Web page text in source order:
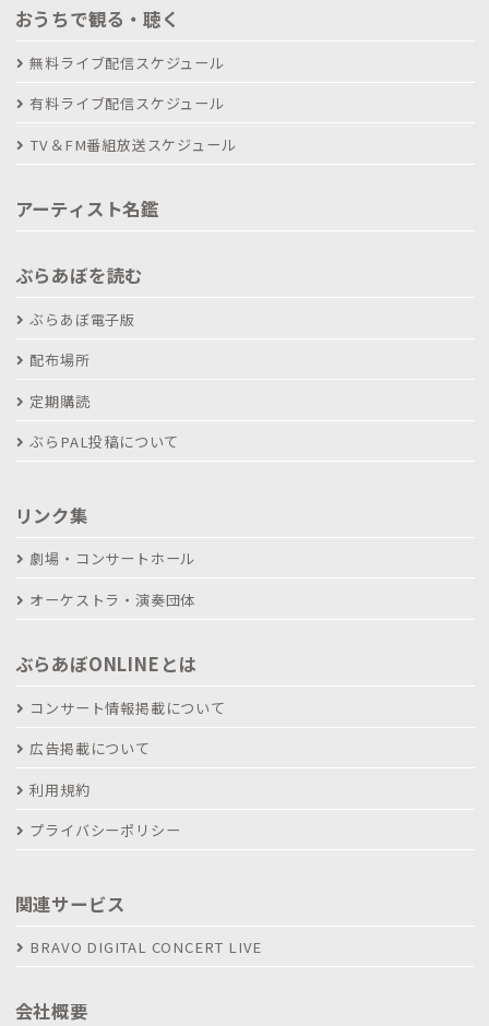
おうちで観る・聴く
無料ライブ配信スケジュール
有料ライブ配信スケジュール
TV＆FM番組放送スケジュール
アーティスト名鑑
ぶらあぼを読む
ぶらあぼ電子版
配布場所
定期購読
ぶらPAL投稿について
リンク集
劇場・コンサートホール
オーケストラ・演奏団体
ぶらあぼONLINEとは
コンサート情報掲載について
広告掲載について
利用規約
プライバシーポリシー
関連サービス
BRAVO DIGITAL CONCERT LIVE
会社概要